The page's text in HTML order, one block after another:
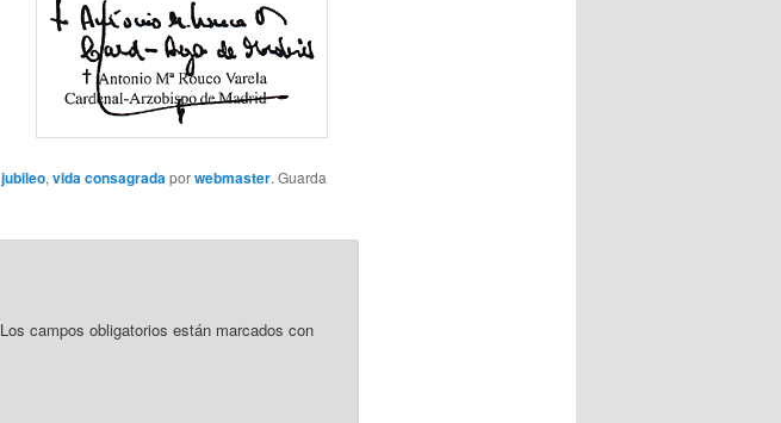
jubileo, vida consagradaporwebmaster. Guarda
Los campos obligatorios están marcados con